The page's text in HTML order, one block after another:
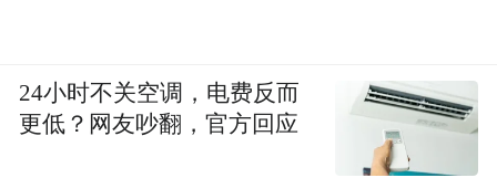
24小时不关空调，电费反而
更低？网友吵翻，官方回应